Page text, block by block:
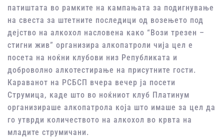
патиштата во рамките на кампањата за подигнување
на свеста за штетните последици од возењето под
дејство на алкохол насловена како “Вози трезен –
стигни жив” организира алкопатроли чија цел е
посета на ноќни клубови низ Републиката и
доброволно алкотестирање на присутните гости.
Караванот на РСБСП вчера вечер ја посети
Струмица, каде што во ноќниот клуб Платинум
организираше алкопатрола која што имаше за цел да
го утврди количеството на алкохол во крвта на
младите струмичани.